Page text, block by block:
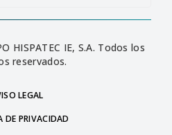
HISPATEC IE, S.A. Todos los
reservados.
LEGAL
DE PRIVACIDAD